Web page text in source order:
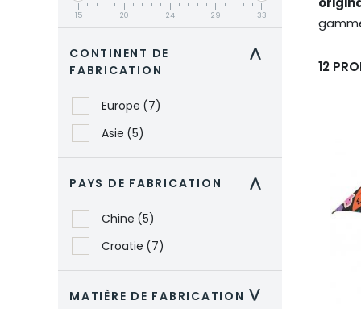
12
15 20 24 29 33
CONTINENT DE
FABRICATION
>
Europe (7)
Asie (5)
PAYS DE FABRICATION >
Chine (5)
Croatie (7)
MATIÈRE DE FABRICATION>